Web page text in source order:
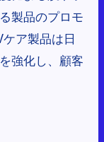
製品のプロモ
ア製品は日
強化し、顧客